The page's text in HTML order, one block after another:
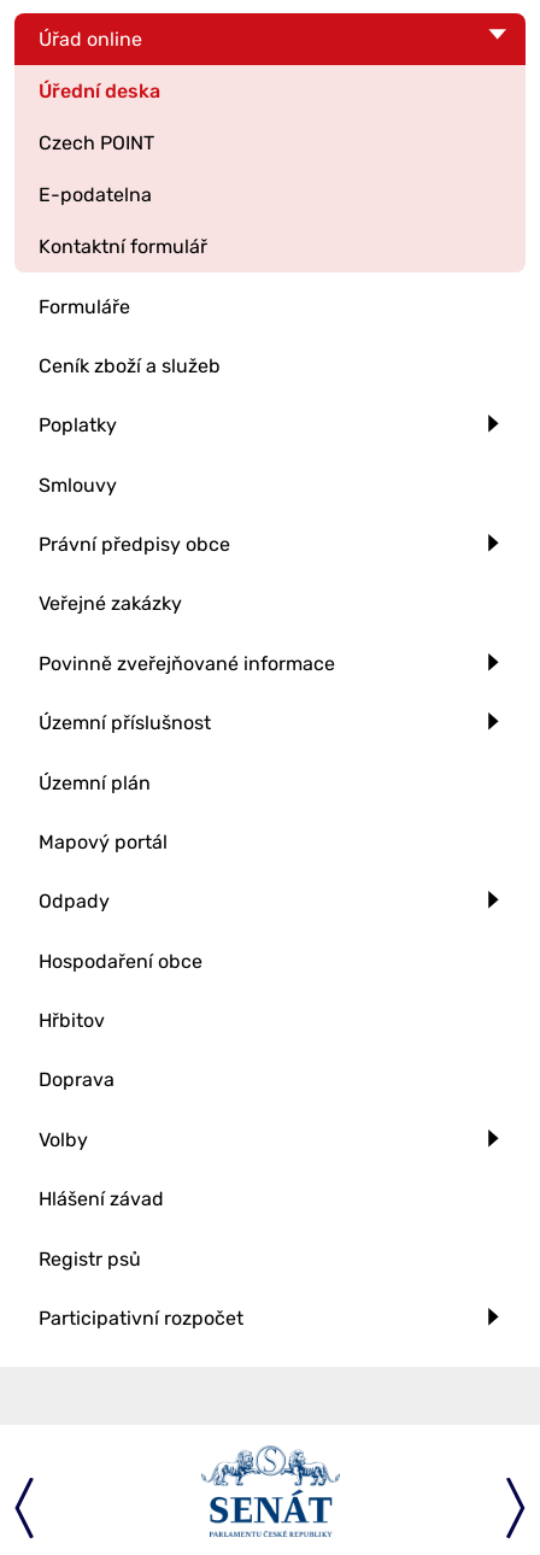
Úřad online
Úřední deska
Czech POINT
E-podatelna
Kontaktní formulář
Formuláře
Ceník zboží a služeb
Poplatky
Smlouvy
Právní předpisy obce
Veřejné zakázky
Povinně zveřejňované informace
Územní příslušnost
Územní plán
Mapový portál
Odpady
Hospodaření obce
Hřbitov
Doprava
Volby
Hlášení závad
Registr psů
Participativní rozpočet